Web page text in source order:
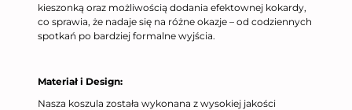
kieszonką oraz możliwością dodania efektownej kokardy,
co sprawia, że nadaje się na różne okazje – od codziennych
spotkań po bardziej formalne wyjścia.
Materiał i Design:
Nasza koszula została wykonana z wysokiej jakości